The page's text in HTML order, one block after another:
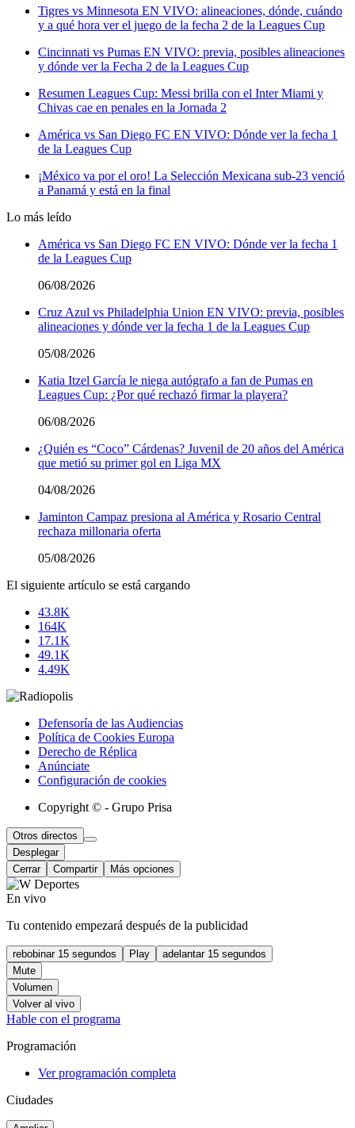
Tigres vs Minnesota EN VIVO: alineaciones, dónde, cuándo
y a qué hora ver el juego de la fecha 2 de la Leagues Cup
Cincinnati vs Pumas EN VIVO: previa, posibles alineaciones
y dónde ver la Fecha 2 de la Leagues Cup
Resumen Leagues Cup: Messi brilla con el Inter Miami y
Chivas cae en penales en la Jornada 2
América vs San Diego FC EN VIVO: Dónde ver la fecha 1
de la Leagues Cup
¡México va por el oro! La Selección Mexicana sub-23 venció
a Panamá y está en la final
Lo más leído
América vs San Diego FC EN VIVO: Dónde ver la fecha 1
de la Leagues Cup
06/08/2026
Cruz Azul vs Philadelphia Union EN VIVO: previa, posibles
alineaciones y dónde ver la fecha 1 de la Leagues Cup
05/08/2026
Katia Itzel García le niega autógrafo a fan de Pumas en
Leagues Cup: ¿Por qué rechazó firmar la playera?
06/08/2026
¿Quién es “Coco” Cárdenas? Juvenil de 20 años del América
que metió su primer gol en Liga MX
04/08/2026
Jaminton Campaz presiona al América y Rosario Central
rechaza millonaria oferta
05/08/2026
El siguiente artículo se está cargando
43.8K
164K
17.1K
49.1K
4.49K
Defensoría de las Audiencias
Política de Cookies Europa
Derecho de Réplica
Anúnciate
Configuración de cookies
Copyright © - Grupo Prisa
Otros directos
Desplegar
Cerrar
Compartir Más opciones
En vivo
Tu contenido empezará después de la publicidad
rebobinar 15 segundos Play
adelantar 15 segundos
Mute
Volumen
Volver al vivo
Hable con el programa
Programación
Ver programación completa
Ciudades